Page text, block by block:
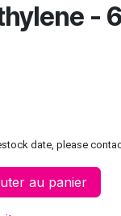
-
date, please
au panier